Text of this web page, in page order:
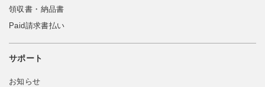
領収書・納品書
Paid請求書払い
サポート
お知らせ